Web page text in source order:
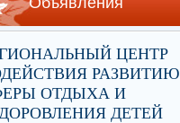
ЦЕНТР
РАЗВИТИЮ
ОТДЫХА И
ДЕТЕЙ